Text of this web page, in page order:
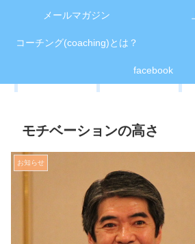
メールマガジン
コーチング(coaching)とは？
facebook
モチベーションの高さ
お知らせ